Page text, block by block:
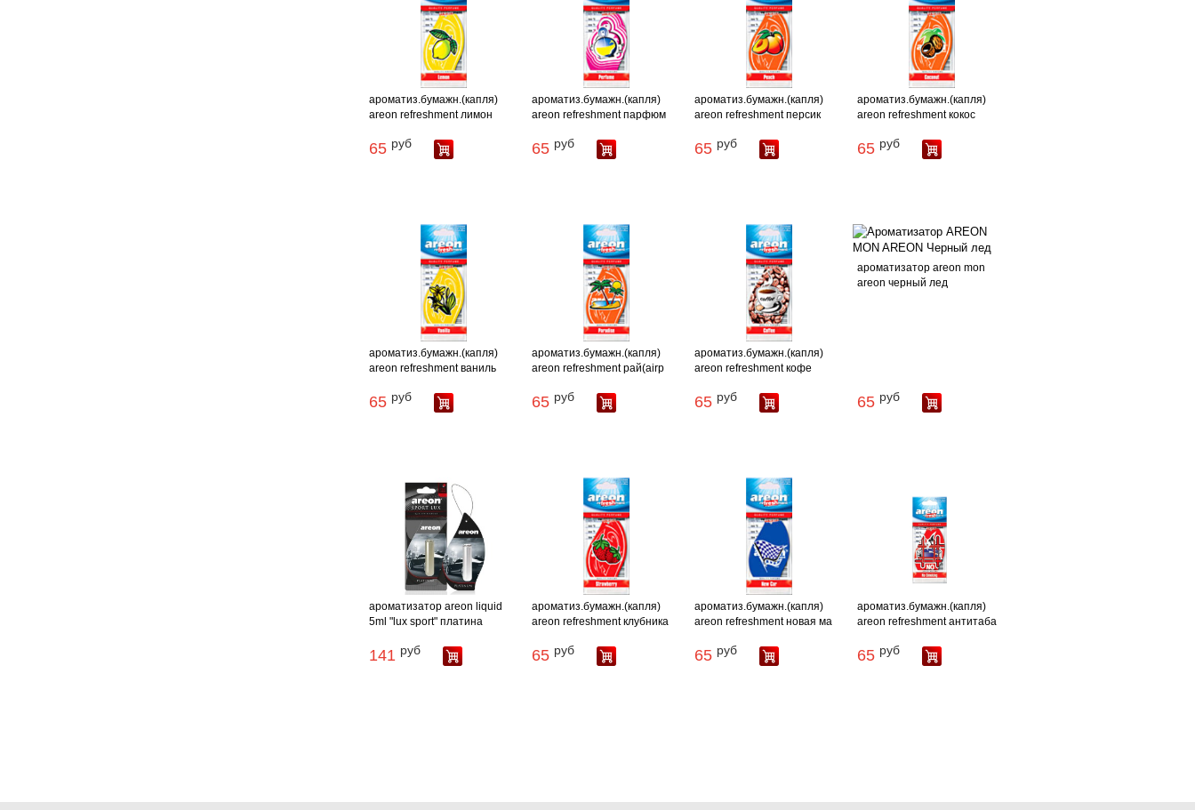
ароматиз.бумажн.(капля)
areon refreshment лимон
65 руб
ароматиз.бумажн.(капля)
areon refreshment парфюм
65 руб
ароматиз.бумажн.(капля)
areon refreshment персик
65 руб
ароматиз.бумажн.(капля)
areon refreshment кокос
65 руб
ароматиз.бумажн.(капля)
areon refreshment ваниль
65 руб
ароматиз.бумажн.(капля)
areon refreshment рай(airp
65 руб
ароматиз.бумажн.(капля)
areon refreshment кофе
65 руб
ароматизатор areon mon
areon черный лед
65 руб
ароматизатор areon liquid
5ml "lux sport" платина
141 руб
ароматиз.бумажн.(капля)
areon refreshment клубника
65 руб
ароматиз.бумажн.(капля)
areon refreshment новая ма
65 руб
ароматиз.бумажн.(капля)
areon refreshment антитаба
65 руб